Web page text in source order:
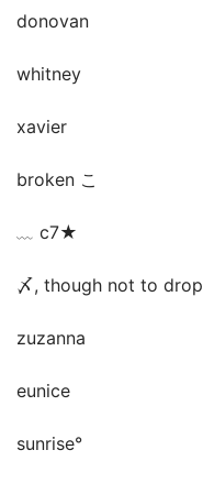
donovan
whitney
xavier
broken こ
﹏ c7★
〆, though not to drop
zuzanna
eunice
sunrise°